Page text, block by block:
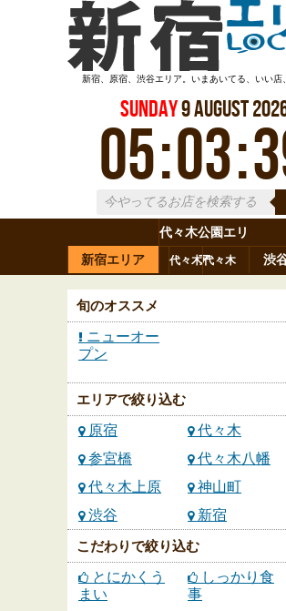
新宿、原宿、渋谷エリア。いまあいてる、いい店
Sunday9August
05:03:
新宿エリア
代々木公園エリ
ア
渋
原宿 代々木参宮橋
代々木
八幡
代々木
上原 神山町
旬のオススメ
ニューオー
プン
エリアで絞り込む
原宿
代々木
参宮橋
代々木八幡
代々木上原
神山町
渋谷
新宿
こだわりで絞り込む
とにかくう
まい
しっかり食
事